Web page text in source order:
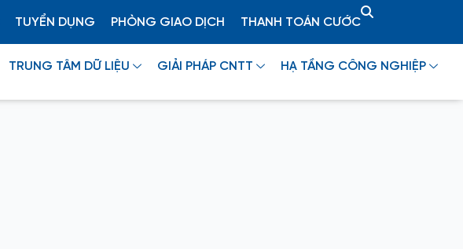
TUYỂN DỤNG PHÒNG GIAO DỊCH THANH TOÁN CƯỚC
TRUNG TÂM DỮ LIỆU GIẢI PHÁP CNTT HẠ TẦNG CÔNG NGHIỆP